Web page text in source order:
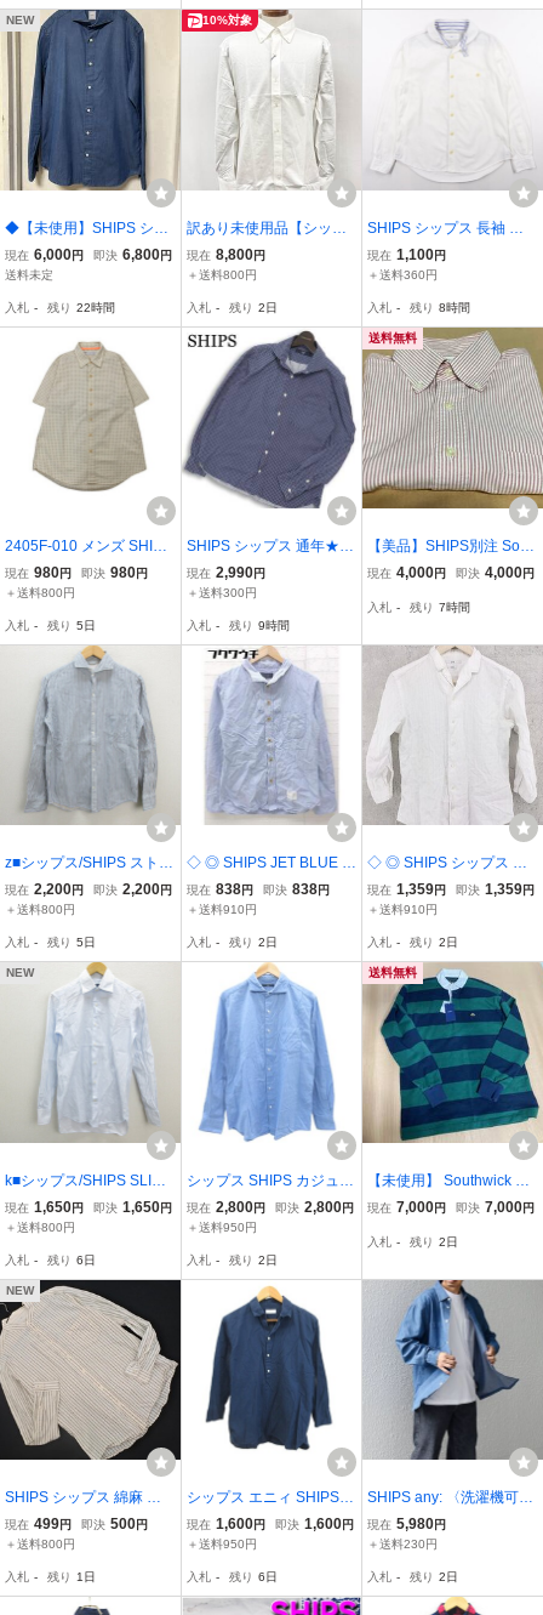
ズ 最落なし
NEW
◆【未使用】SHIPS シッ
プス/コットン ワイドカラ
ーシャツ BLUE M
現在 6,000円 即決 6,800円
送料未定
入札 - 残り 22時間
10%対象
訳あり未使用品【シップ
ス SHIPS】長袖シャツ(メ
ンズ) コットン100％生地
ホワイト ◎41MKB0768
◎
現在 8,800円
＋送料800円
入札 - 残り 2日
SHIPS シップス 長袖 ラ
ウンドカラーシャツ size
L #41895 送料360円 丸襟
現在 1,100円
＋送料360円
入札 - 残り 8時間
2405F-010 メンズ SHIPS
シップス ホワイト シャツ
M 【送料一律！800円】
現在 980円 即決 980円
＋送料800円
入札 - 残り 5日
SHIPS シップス 通年★
長袖 花柄 総柄 シャツ Sz.
M メンズ ネイビー
現在 2,990円
＋送料300円
入札 - 残り 9時間
送料無料
【美品】SHIPS別注 Sout
h Wick15-33 オックスB
ライブ
現在 4,000円 即決 4,000円
入札 - 残り 7時間
z■シップス/SHIPS ストラ
イプ長袖シャツ【M】白
青/men's/189【中古】■
現在 2,200円 即決 2,200円
＋送料800円
入札 - 残り 5日
◇ ◎ SHIPS JET BLUE シ
ップスジェットブルー 長
袖 シャツ サイズS ブルー
現在 838円 即決 838円
＋送料910円
入札 - 残り 2日
◇ ◎ SHIPS シップス 長
袖 シャツ サイズS ホワイ
ト メンズ
現在 1,359円 即決 1,359円
＋送料910円
入札 - 残り 2日
NEW
k■シップス/SHIPS SLIM
FIT ホリゾンタルカラー長
袖ワイシャツ/ドレスシャ
【中古】
現在 1,650円 即決 1,650円
＋送料800円
入札 - 残り 6日
シップス SHIPS カジュア
ルシャツ L 水色 ライトブ
ルー 無地 長袖 /YS30 ■G
現在 2,800円 即決 2,800円
＋送料950円
入札 - 残り 2日
送料無料
【未使用】 Southwick Ga
te Label / サウスウィック
ラガーシャツ M GREE
現在 7,000円 即決 7,000円
入札 - 残り 2日
NEW
SHIPS シップス 綿麻 ス
トライプ シャツ sizeM/生
成 ■◇ ☆ gec7 メンズ
現在 499円 即決 500円
＋送料800円
入札 - 残り 1日
シップス エニィ SHIPS a
ny シャツ リネン混 七分
袖 ハーフボタン M 紺 ネ
現在 1,600円 即決 1,600円
＋送料950円
入札 - 残り 6日
SHIPS any: 〈洗濯機可
能〉6.5oz ライト デニム
レギュラー シャツ◇ XL
現在 5,980円
＋送料230円
入札 - 残り 2日